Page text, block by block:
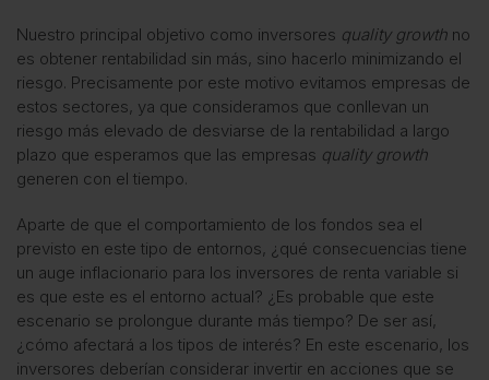
Nuestro principal objetivo como inversores quality growth no
es obtener rentabilidad sin más, sino hacerlo minimizando el
riesgo. Precisamente por este motivo evitamos empresas de
estos sectores, ya que consideramos que conllevan un
riesgo más elevado de desviarse de la rentabilidad a largo
plazo que esperamos que las empresas quality growth
generen con el tiempo.
Aparte de que el comportamiento de los fondos sea el
previsto en este tipo de entornos, ¿qué consecuencias tiene
un auge inflacionario para los inversores de renta variable si
es que este es el entorno actual? ¿Es probable que este
escenario se prolongue durante más tiempo? De ser así,
¿cómo afectará a los tipos de interés? En este escenario, los
inversores deberían considerar invertir en acciones que se